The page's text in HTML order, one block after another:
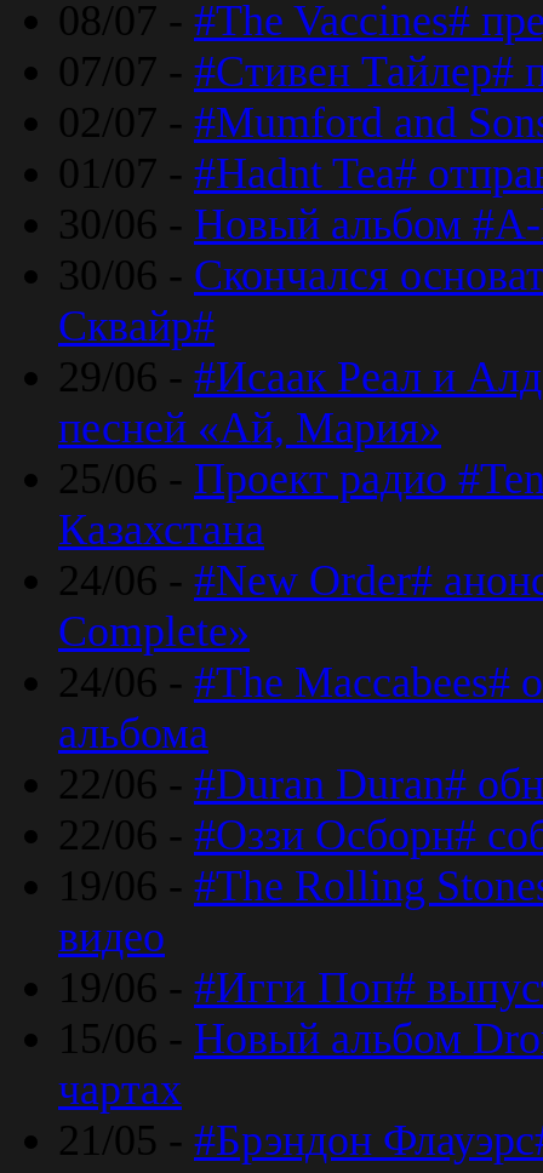
08/07 - #The Vaccines#
07/07 - #Стивен Тайлер#
02/07 - #Mumford and
01/07 - #Hadnt Tea#
30/06 - Новый альбом #A-
30/06 - Скончался
Сквайр#
29/06 - #Исаак Реал и
песней «Ай, Мария»
25/06 - Проект радио
Казахстана
24/06 - #New Order#
Complete»
24/06 - #The Maccabees#
альбома
22/06 - #Duran Duran#
22/06 - #Оззи Осборн#
19/06 - #The Rolling
видео
19/06 - #Игги Поп#
15/06 - Новый альбом
чартах
21/05 - #Брэндон